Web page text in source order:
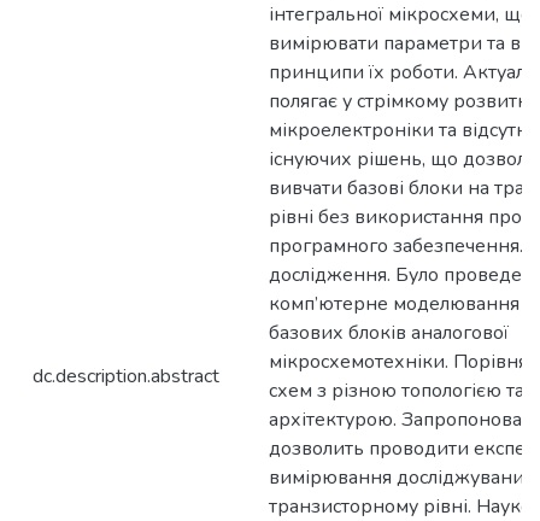
dc.description.abstract
інтегральної мікросхеми,
вимірювати параметри та
принципи їх роботи.
полягає у стрімкому розвитку
мікроелектроніки та
існуючих рішень, що
вивчати базові блоки на
рівні без використання
програмного забезпечення.
дослідження. Було
комп’ютерне моделювання
базових блоків аналогової
мікросхемотехніки.
схем з різною топологією та
архітектурою.
дозволить проводити
вимірювання досліджуваних
транзисторному рівні.